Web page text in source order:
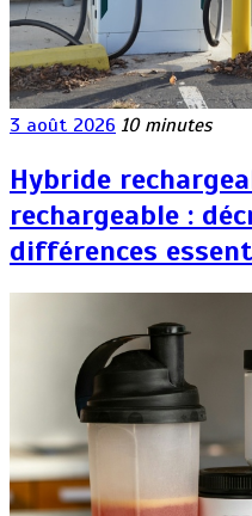
3 août 2026 10 minutes
Hybride
rechargeable :
différences